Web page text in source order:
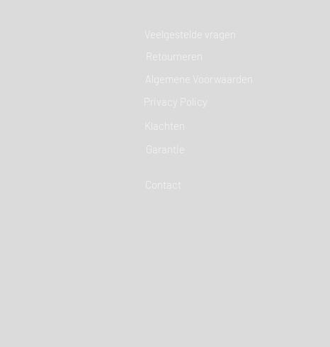
Veelgestelde vragen
Retourneren
Algemene Voorwaarden
Klachten
Garantie
Contact